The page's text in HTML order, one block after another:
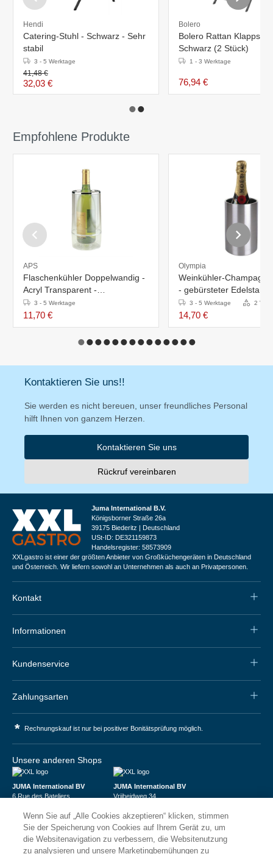
Hendi
Catering-Stuhl - Schwarz - Sehr
stabil
3 - 5 Werktage
41,48 €
32,03 €
Bolero
Bolero Rattan
Schwarz (2 Stück)
1 - 3 Werktage
76,94 €
Empfohlene Produkte
APS
Flaschenkühler Doppelwandig -
Acryl Transparent -
Ø120mmx(h)230mm
3 - 5 Werktage
11,70 €
Olympia
Weinkühler-
- gebürsteter Edelstahl
20(h)cm
3 - 5 Werktage 2
14,70 €
Kontaktieren Sie uns!!
Sie werden es nicht bereuen, unser freundliches Personal
hilft Ihnen von ganzem Herzen.
Kontaktieren Sie uns
Rückruf vereinbaren
Juma International B.V.
Königsborner Straße 26a
39175 Biederitz | Deutschland
USt-ID: DE321159873
Handelsregister: 58573909
XXLgastro ist einer der größten Anbieter von Großküchengeräten in Deutschland
und Österreich. Wir liefern sowohl an Unternehmen als auch an Privatpersonen.
Kontakt
Informationen
Kundenservice
Zahlungsarten
* Rechnungskauf ist nur bei positiver Bonitätsprüfung möglich.
Unsere anderen Shops
JUMA International BV
6 Rue des Bateliers
Numéro de TVA : FR59815313275
Numéro Siren : 815313275
JUMA International BV
Vrijheidweg 34
BTW: NL853095048B01
K.V.K.: 58573909
Wenn Sie auf „Alle Cookies akzeptieren“ klicken, stimmen
Sie der Speicherung von Cookies auf Ihrem Gerät zu, um
die Websitenavigation zu verbessern, die Websitenutzung
zu analysieren und unsere Marketingbemühungen zu